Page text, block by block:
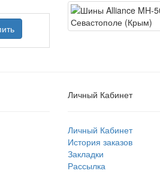
Личный Кабинет
Личный Кабинет
История заказов
Закладки
Рассылка